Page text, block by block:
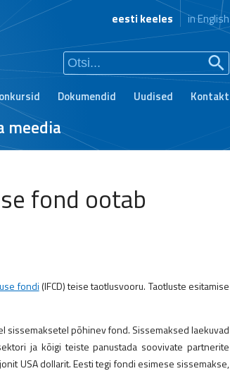
Dokumendid Uudised Kontakt
meedia
eesti keeles in English
fond ootab
fondi (IFCD) teise taotlusvooru. Taotluste esitamise
sissemaksetel põhinev fond. Sissemaksed laekuvad
ja kõigi teiste panustada soovivate partnerite
USA dollarit. Eesti tegi fondi esimese sissemakse,